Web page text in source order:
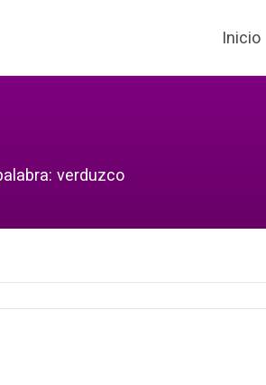
Inicio
verduzco